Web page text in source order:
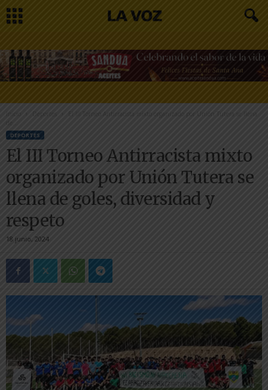
Inicio
El III Torneo Antirracista mixto organizado por Unión Tutera se llena
DEPORTES
El III Torneo Antirracista mixto
organizado por Unión Tutera se
llena de goles, diversidad y
respeto
18 junio, 2024